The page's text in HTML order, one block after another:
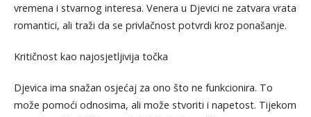
vremena i stvarnog interesa. Venera u Djevici ne zatvara vrata
romantici, ali traži da se privlačnost potvrdi kroz ponašanje.
Kritičnost kao najosjetljivija točka
Djevica ima snažan osjećaj za ono što ne funkcionira. To
može pomoći odnosima, ali može stvoriti i napetost. Tijekom